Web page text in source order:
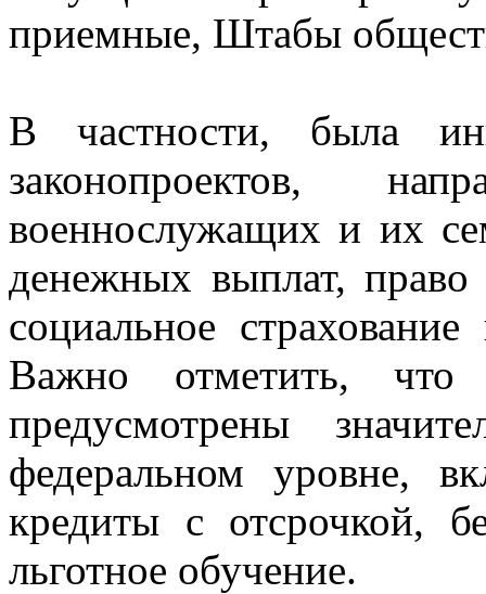
приемные, Штабы
В частности, была
законопроектов,
военнослужащих и их
денежных выплат,
социальное
Важно отметить,
предусмотрены
федеральном уровне,
кредиты с отсрочкой,
льготное обучение.